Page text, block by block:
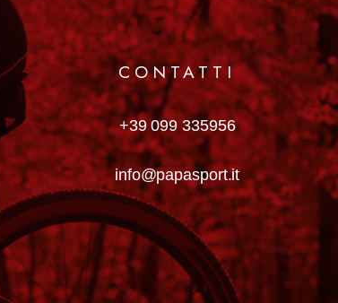
CONTATTI
+39 099 335956
info@papasport.it